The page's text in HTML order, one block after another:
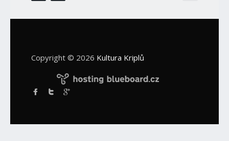
Copyright © 2026 Kultura Kriplů